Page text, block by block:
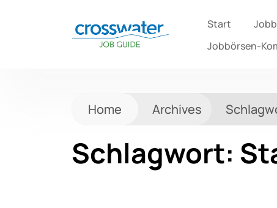
Start
Jobbörsen-
Home Archives
Schlagwort: